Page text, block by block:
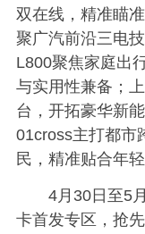
双在线，精准瞄
聚广汽前沿三电
L800聚焦家庭出
与实用性兼备；
台，开拓豪华新
01cross主打都市
民，精准贴合年轻
4月30日至5
卡首发专区，抢